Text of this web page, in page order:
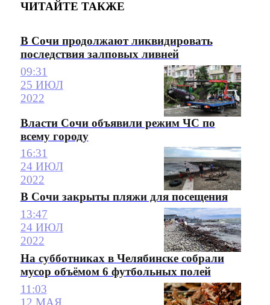
ЧИТАЙТЕ ТАКЖЕ
В Сочи продолжают ликвидировать
последствия залповых ливней
09:31
25 ИЮЛ
2022
Власти Сочи объявили режим ЧС по
всему городу
16:31
24 ИЮЛ
2022
В Сочи закрыты пляжи для посещения
13:47
24 ИЮЛ
2022
На субботниках в Челябинске собрали
мусор объёмом 6 футбольных полей
11:03
12 МАЯ